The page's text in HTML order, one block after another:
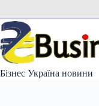
вмісту
Бізнес Україна новини